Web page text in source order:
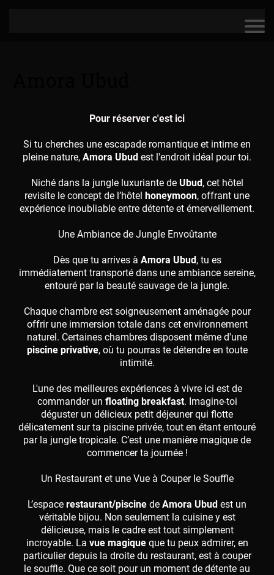
Pour réserver c'est ici
Si tu cherches une escapade romantique et intime en
pleine nature, Amora Ubud est l'endroit idéal pour toi.
Niché dans la jungle luxuriante de Ubud, cet hôtel
revisite le concept de l’hôtel honeymoon, offrant une
expérience inoubliable entre détente et émerveillement.
Une Ambiance de Jungle Envoûtante
Dès que tu arrives à Amora Ubud, tu es
immédiatement transporté dans une ambiance sereine,
entouré par la beauté sauvage de la jungle.
Chaque chambre est soigneusement aménagée pour
offrir une immersion totale dans cet environnement
naturel. Certaines chambres disposent même d'une
piscine privative, où tu pourras te détendre en toute
intimité.
L'une des meilleures expériences à vivre ici est de
commander un floating breakfast. Imagine-toi
déguster un délicieux petit déjeuner qui flotte
délicatement sur ta piscine privée, tout en étant entouré
par la jungle tropicale. C’est une manière magique de
commencer ta journée !
Un Restaurant et une Vue à Couper le Souffle
L’espace restaurant/piscine de Amora Ubud est un
véritable bijou. Non seulement la cuisine y est
délicieuse, mais le cadre est tout simplement
incroyable. La vue magiqueque tu peux admirer, en
particulier depuis la droite du restaurant, est à couper
le souffle. Que ce soit pour un moment de détente au